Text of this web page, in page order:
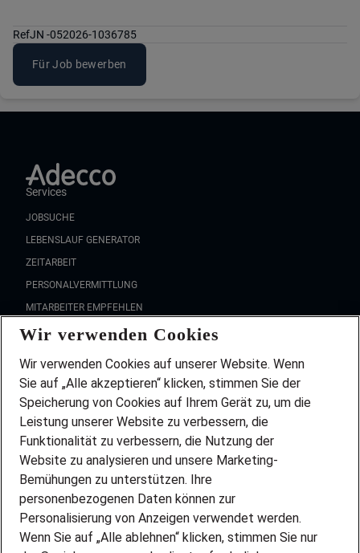
RefJN -052026-1036785
Für Job bewerben
Services
JOBSUCHE
LEBENSLAUF GENERATOR
ZEITARBEIT
PERSONALVERMITTLUNG
MITARBEITER EMPFEHLEN
FAQ
Wir stellen ein!
DEINE BERUFSGRUPPE
DEINE LEBENSSITUATION
PARTNERSHIP WITH AIRBUS
INITIATIV BEWERBEN
ÜBER UNS
STANDORTE
BLOG
Wir verwenden Cookies
Wir verwenden Cookies auf unserer Website. Wenn
Sie auf „Alle akzeptieren“ klicken, stimmen Sie der
Speicherung von Cookies auf Ihrem Gerät zu, um die
Leistung unserer Website zu verbessern, die
Funktionalität zu verbessern, die Nutzung der
Website zu analysieren und unsere Marketing-
Bemühungen zu unterstützen. Ihre
personenbezogenen Daten können zur
Personalisierung von Anzeigen verwendet werden.
Wenn Sie auf „Alle ablehnen“ klicken, stimmen Sie nur